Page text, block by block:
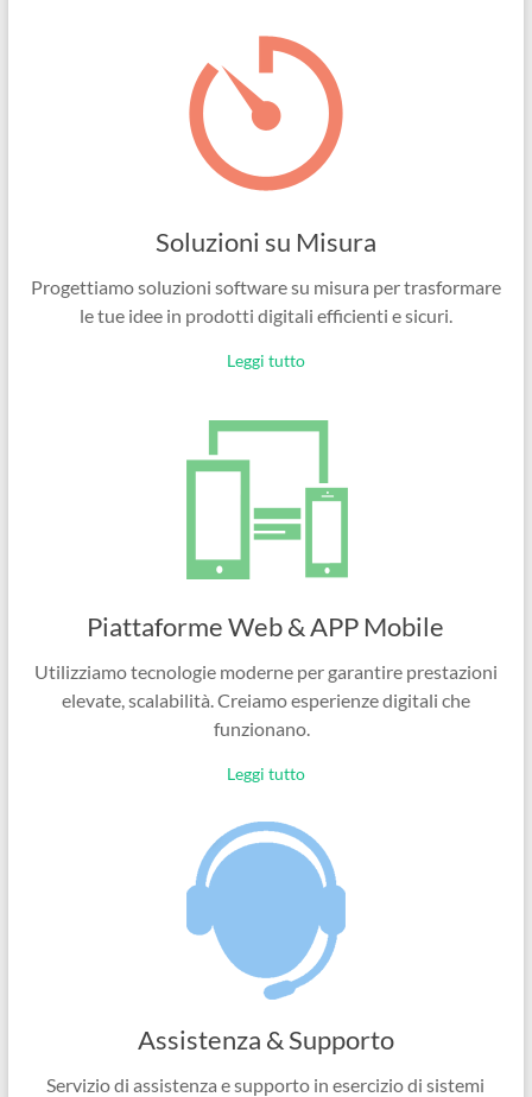
Soluzioni su Misura
Progettiamo soluzioni software su misura per trasformare
le tue idee in prodotti digitali efficienti e sicuri.
Leggi tutto
Piattaforme Web & APP Mobile
Utilizziamo tecnologie moderne per garantire prestazioni
elevate, scalabilità. Creiamo esperienze digitali che
funzionano.
Leggi tutto
Assistenza & Supporto
Servizio di assistenza e supporto in esercizio di sistemi